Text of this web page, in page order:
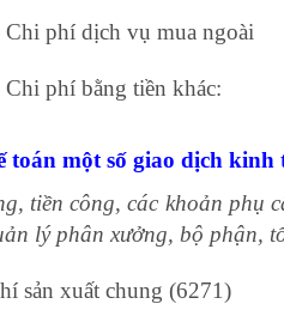
phí dịch vụ mua ngoài
phí bằng tiền khác:
toán một số giao dịch kinh
tiền công, các khoản phụ
lý phân xưởng, bộ phận,
sản xuất chung (6271)